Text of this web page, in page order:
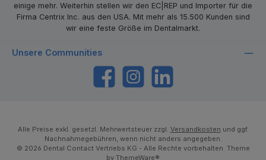
einige mehr. Weiterhin stellen wir den EC|REP und Importer für die
Firma Centrix Inc. aus den USA. Mit mehr als 15.500 Kunden sind
wir eine feste Größe im Dentalmarkt.
Unsere Communities
https://www.facebook.com/dentalcontact
Instagram LinkedIn
Alle Preise exkl. gesetzl. Mehrwertsteuer zzgl. Versandkosten und ggf.
Nachnahmegebühren, wenn nicht anders angegeben.
© 2026 Dental Contact Vertriebs KG - Alle Rechte vorbehalten. Theme
by ThemeWare®